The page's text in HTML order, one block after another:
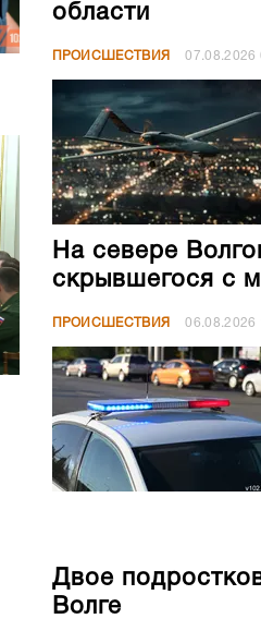
области
ПРОИСШЕСТВИЯ 07.08.2026
На севере
скрывшегося с
ПРОИСШЕСТВИЯ 06.08.2026
Двое
Волге